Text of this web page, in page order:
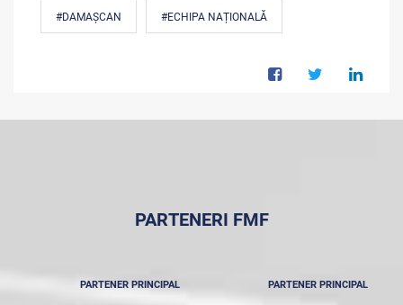
#DAMAȘCAN #ECHIPA NAȚIONALĂ
PARTENERI FMF
PARTENER PRINCIPAL PARTENER PRINCIPAL